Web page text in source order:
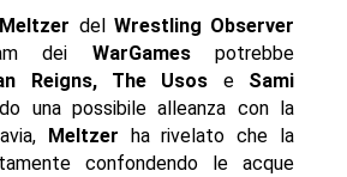
del Wrestling Observer
dei WarGamespotrebbe
Reigns, The Usos e Sami
una possibile alleanza con la
Meltzer ha rivelato che la
confondendo le acque